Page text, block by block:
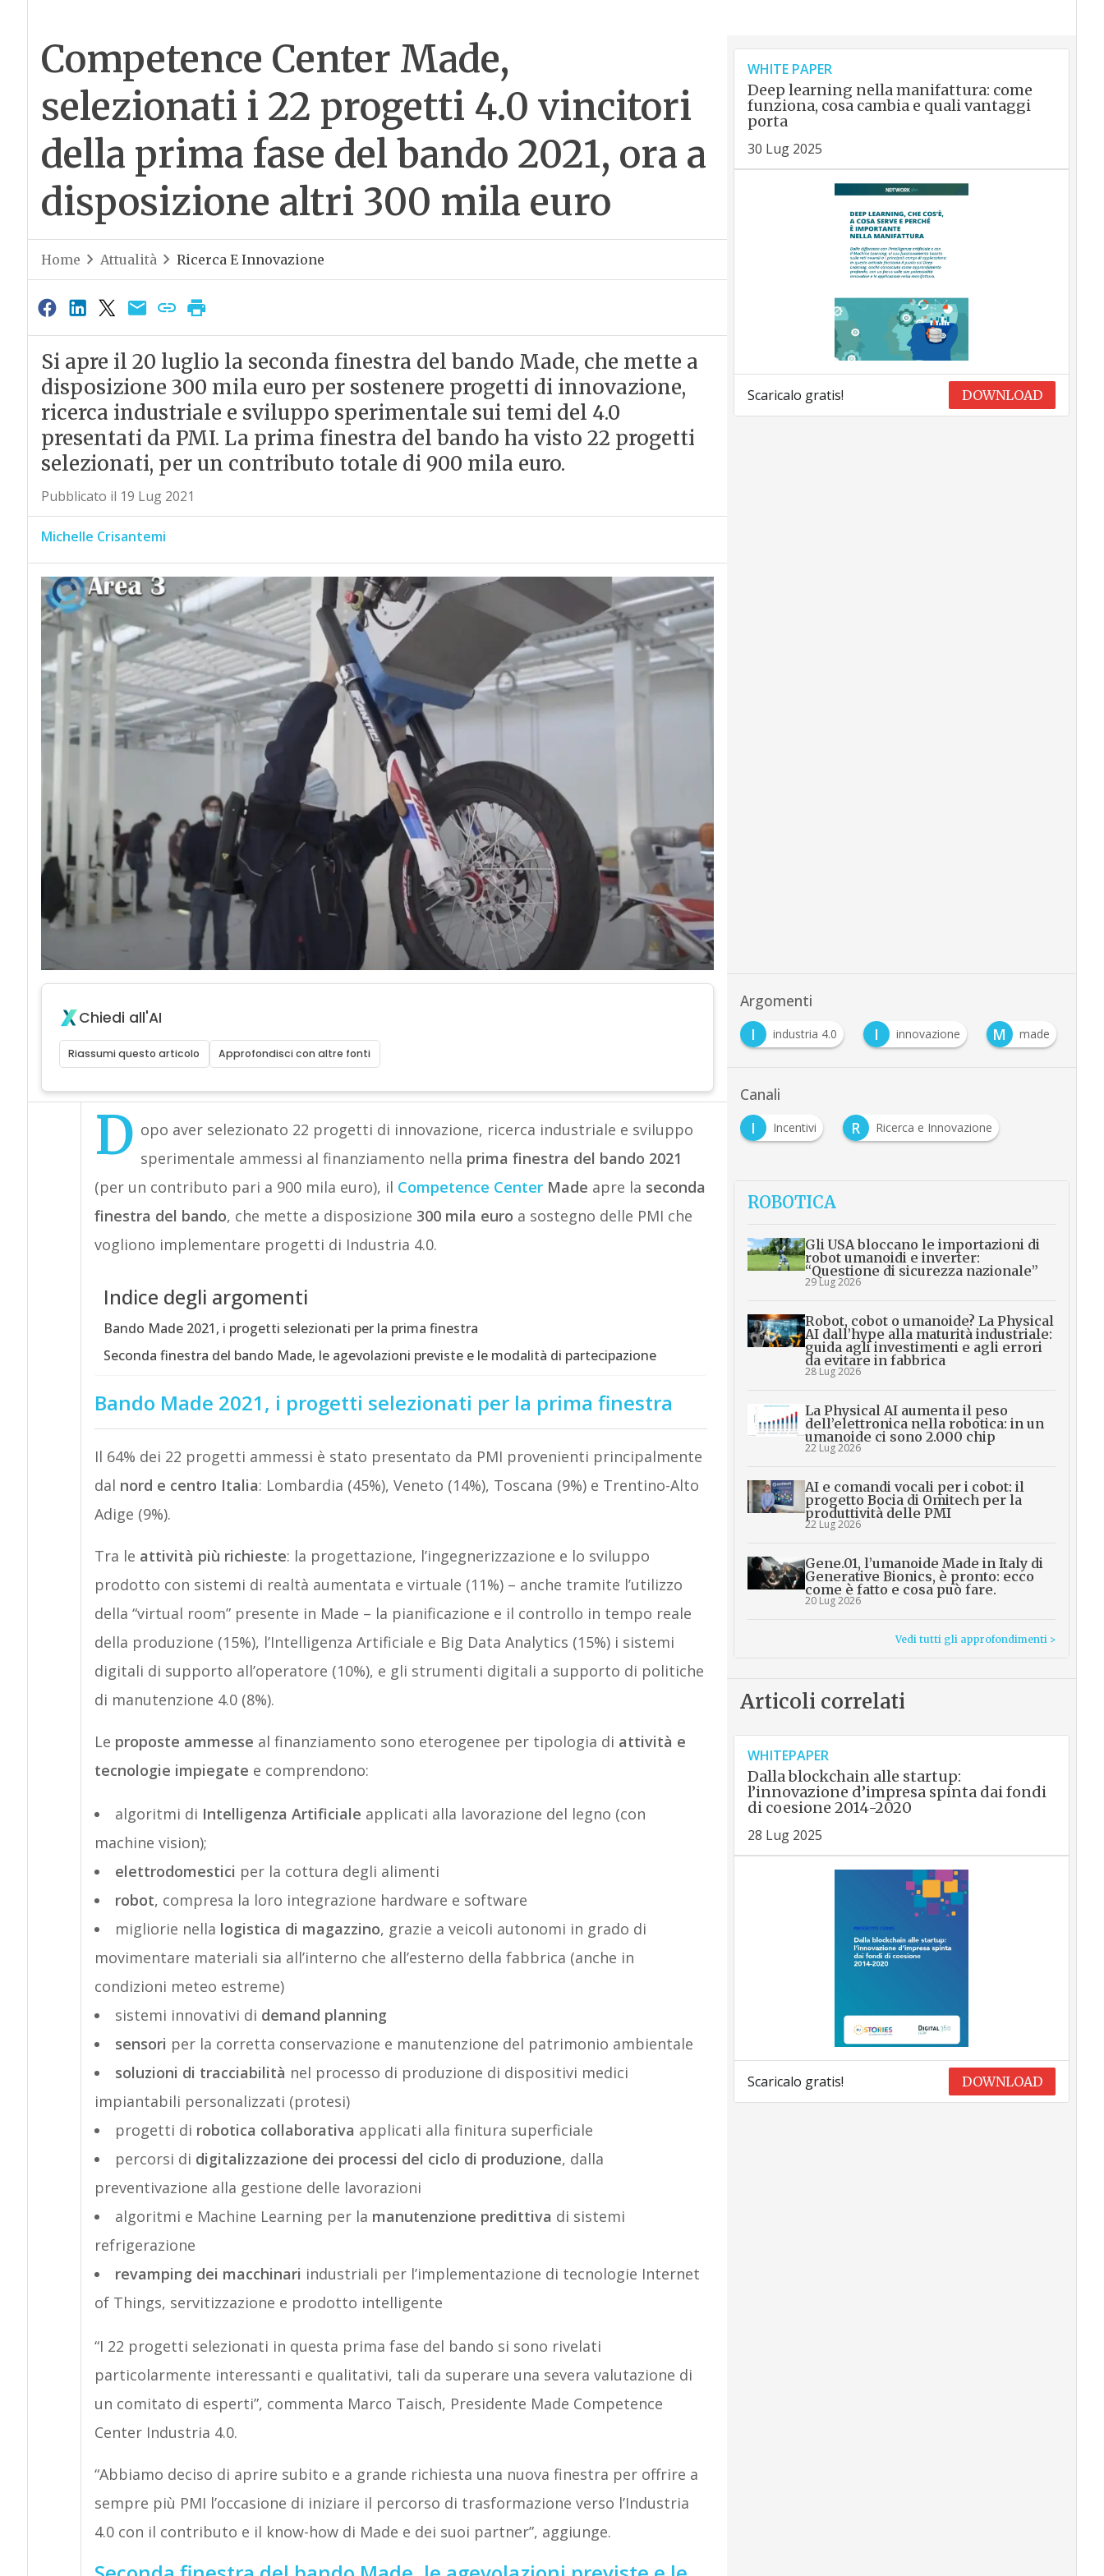
Competence Center Made,
selezionati i 22 progetti 4.0 vincitori
della prima fase del bando 2021, ora a
disposizione altri 300 mila euro
Home Attualità Ricerca E Innovazione
Si apre il 20 luglio la seconda finestra del bando Made, che mette a
disposizione 300 mila euro per sostenere progetti di innovazione,
ricerca industriale e sviluppo sperimentale sui temi del 4.0
presentati da PMI. La prima finestra del bando ha visto 22 progetti
selezionati, per un contributo totale di 900 mila euro.
Pubblicato il 19 Lug 2021
Michelle Crisantemi
Chiedi all'AI
Riassumi questo articolo Approfondisci con altre fonti
D opo aver selezionato 22 progetti di innovazione, ricerca industriale e sviluppo
sperimentale ammessi al finanziamento nella prima finestra del bando 2021
(per un contributo pari a 900 mila euro), il Competence CenterMade apre la seconda
finestra del bando, che mette a disposizione 300 mila euro a sostegno delle PMI che
vogliono implementare progetti di Industria 4.0.
Indice degli argomenti
Bando Made 2021, i progetti selezionati per la prima finestra
Seconda finestra del bando Made, le agevolazioni previste e le modalità di partecipazione
Bando Made 2021, i progetti selezionati per la prima finestra
Il 64% dei 22 progetti ammessi è stato presentato da PMI provenienti principalmente
dal nord e centro Italia: Lombardia (45%), Veneto (14%), Toscana (9%) e Trentino-Alto
Adige (9%).
Tra le attività più richieste: la progettazione, l’ingegnerizzazione e lo sviluppo
prodotto con sistemi di realtà aumentata e virtuale (11%) – anche tramite l’utilizzo
della “virtual room” presente in Made – la pianificazione e il controllo in tempo reale
della produzione (15%), l’Intelligenza Artificiale e Big Data Analytics (15%) i sistemi
digitali di supporto all’operatore (10%), e gli strumenti digitali a supporto di politiche
di manutenzione 4.0 (8%).
Le proposte ammesse al finanziamento sono eterogenee per tipologia di attività e
tecnologie impiegate e comprendono:
algoritmi di Intelligenza Artificiale applicati alla lavorazione del legno (con
machine vision);
elettrodomestici per la cottura degli alimenti
robot, compresa la loro integrazione hardware e software
migliorie nella logistica di magazzino, grazie a veicoli autonomi in grado di
movimentare materiali sia all’interno che all’esterno della fabbrica (anche in
condizioni meteo estreme)
sistemi innovativi di demand planning
sensori per la corretta conservazione e manutenzione del patrimonio ambientale
soluzioni di tracciabilità nel processo di produzione di dispositivi medici
impiantabili personalizzati (protesi)
progetti di robotica collaborativa applicati alla finitura superficiale
percorsi di digitalizzazione dei processi del ciclo di produzione, dalla
preventivazione alla gestione delle lavorazioni
algoritmi e Machine Learning per la manutenzione predittiva di sistemi
refrigerazione
revamping dei macchinari industriali per l’implementazione di tecnologie Internet
of Things, servitizzazione e prodotto intelligente
“I 22 progetti selezionati in questa prima fase del bando si sono rivelati
particolarmente interessanti e qualitativi, tali da superare una severa valutazione di
un comitato di esperti”, commenta Marco Taisch, Presidente Made Competence
Center Industria 4.0.
“Abbiamo deciso di aprire subito e a grande richiesta una nuova finestra per offrire a
sempre più PMI l’occasione di iniziare il percorso di trasformazione verso l’Industria
4.0 con il contributo e il know-how di Made e dei suoi partner”, aggiunge.
WHITE PAPER
Deep learning nella manifattura: come
funziona, cosa cambia e quali vantaggi
porta
30 Lug 2025
Scaricalo gratis! DOWNLOAD
Argomenti
I industria 4.0 I innovazione M made
Canali
I
Incentivi R Ricerca e Innovazione
ROBOTICA
Gli USA bloccano le importazioni di
robot umanoidi e inverter:
“Questione di sicurezza nazionale”
29 Lug 2026
Robot, cobot o umanoide? La Physical
AI dall’hype alla maturità industriale:
guida agli investimenti e agli errori
da evitare in fabbrica
28 Lug 2026
La Physical AI aumenta il peso
dell’elettronica nella robotica: in un
umanoide ci sono 2.000 chip
22 Lug 2026
AI e comandi vocali per i cobot: il
progetto Bocia di Omitech per la
produttività delle PMI
22 Lug 2026
Gene.01, l’umanoide Made in Italy di
Generative Bionics, è pronto: ecco
come è fatto e cosa può fare.
20 Lug 2026
Vedi tutti gli approfondimenti >
Articoli correlati
WHITEPAPER
Dalla blockchain alle startup:
l’innovazione d’impresa spinta dai fondi
di coesione 2014-2020
28 Lug 2025
Scaricalo gratis! DOWNLOAD